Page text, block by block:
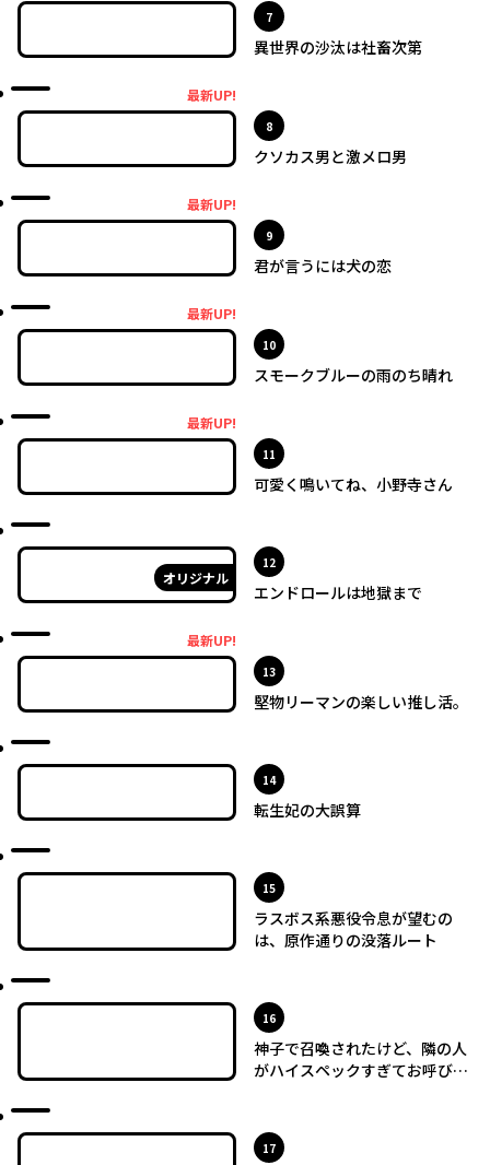
7位
異世界の沙汰は社畜次第
最新UP!
8位
クソカス男と激メロ男
最新UP!
9位
君が言うには犬の恋
最新UP!
10位
スモークブルーの雨のち晴れ
最新UP!
11 位
可愛く鳴いてね、小野寺さん
オリジナル
12位
エンドロールは地獄まで
最新UP!
13位
堅物リーマンの楽しい推し活。
14位
転生妃の大誤算
15位
ラスボス系悪役令息が望むの
は、原作通りの没落ルート
16位
神子で召喚されたけど、隣の人
がハイスペックすぎてお呼びで
17位